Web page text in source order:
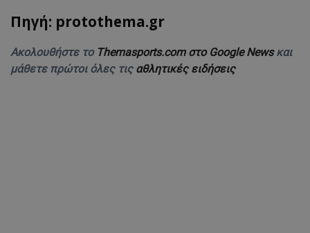
Πηγή: protothema.gr
Ακολουθήστε το Themasports.com στο Google Newsκαι
μάθετε πρώτοι όλες τις αθλητικές ειδήσεις